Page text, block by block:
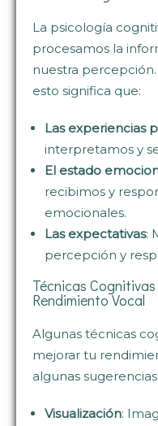
La psicología
procesamos la
nuestra
esto significa que:
Las experiencias
interpretamos y
El estado
recibimos y
emocionales.
Las expectativas:
percepción y
Técnicas
Rendimiento Vocal
Algunas técnicas
mejorar tu
algunas sugerencias:
Visualización: